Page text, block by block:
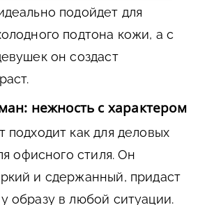
подойдет для
подтона кожи, а с
он создаст
нежность с характером
подходит как для деловых
офисного стиля. Он
и сдержанный, придаст
образу в любой ситуации.